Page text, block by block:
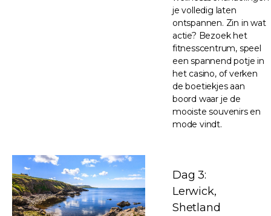
je volledig laten
ontspannen. Zin in wat
actie? Bezoek het
fitnesscentrum, speel
een spannend potje in
het casino, of verken
de boetiekjes aan
boord waar je de
mooiste souvenirs en
mode vindt.
Dag 3:
Lerwick,
Shetland